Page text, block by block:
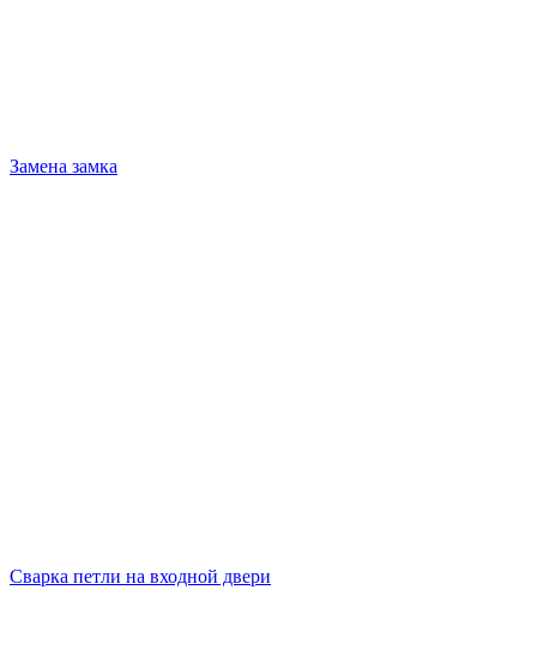
Замена замка
Сварка петли на входной двери